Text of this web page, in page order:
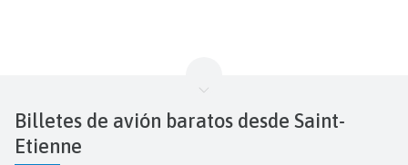
Billetes de avión baratos desde Saint-
Etienne